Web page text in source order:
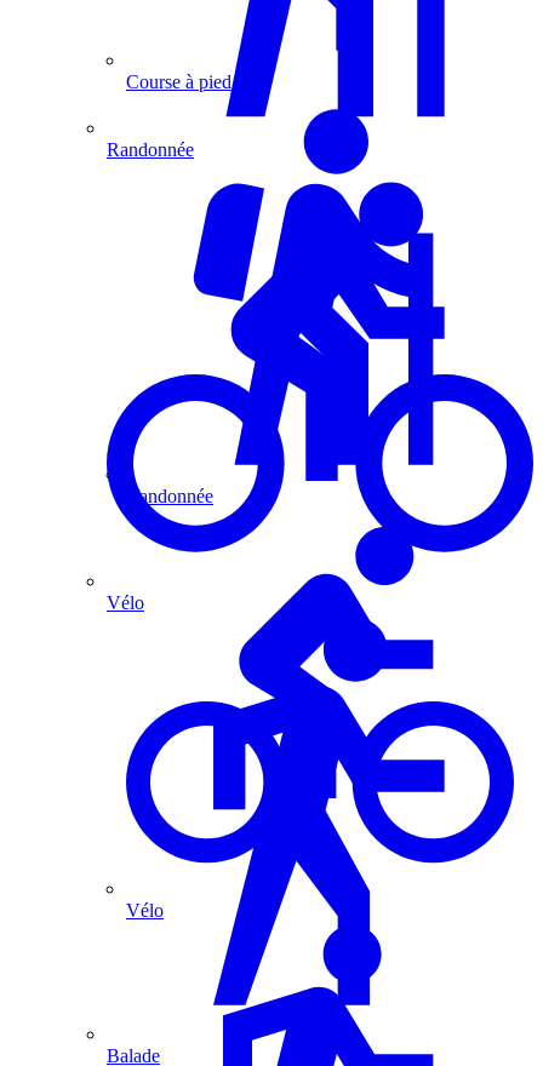
Course à pied
Randonnée
Vélo
Randonnée
Vélo
Balade